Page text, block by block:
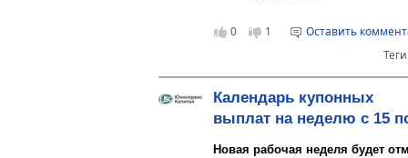
0 1
Оставить
Календарь купонных
выплат на неделю с 15
Новая рабочая неделя будет